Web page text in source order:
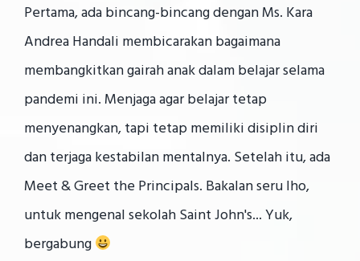
Pertama, ada bincang-bincang dengan Ms. Kara
Andrea Handali membicarakan bagaimana
membangkitkan gairah anak dalam belajar selama
pandemi ini. Menjaga agar belajar tetap
menyenangkan, tapi tetap memiliki disiplin diri
dan terjaga kestabilan mentalnya. Setelah itu, ada
Meet & Greet the Principals. Bakalan seru lho,
untuk mengenal sekolah Saint John's... Yuk,
bergabung